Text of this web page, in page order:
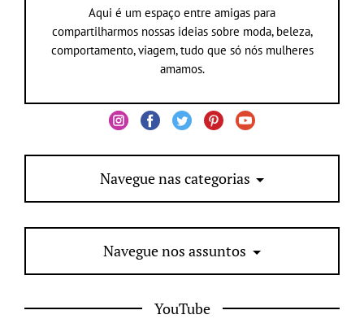
Aqui é um espaço entre amigas para
compartilharmos nossas ideias sobre moda, beleza,
comportamento, viagem, tudo que só nós mulheres
amamos.
Navegue nas categorias
Navegue nos assuntos
YouTube